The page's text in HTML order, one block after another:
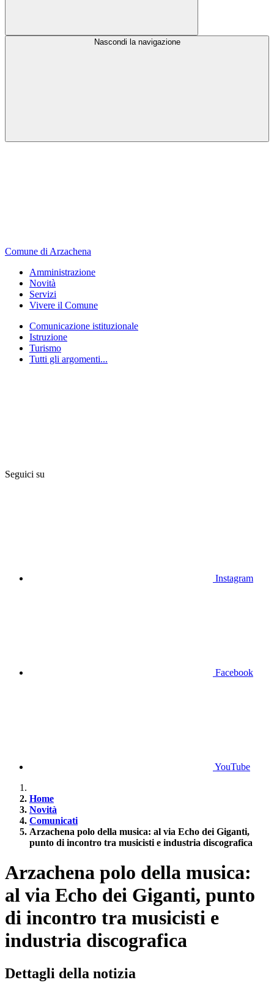
Nascondi la navigazione
Comune di Arzachena
Amministrazione
Novità
Servizi
Vivere il Comune
Comunicazione istituzionale
Istruzione
Turismo
Tutti gli argomenti...
Seguici su
Instagram
Facebook
YouTube
Home
Novità
Comunicati
Arzachena polo della musica: al via Echo dei Giganti,
punto di incontro tra musicisti e industria discografica
Arzachena polo della musica:
al via Echo dei Giganti, punto
di incontro tra musicisti e
industria discografica
Dettagli della notizia